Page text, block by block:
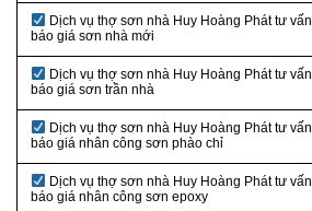
Dịch vụ thợ sơn nhà Huy Hoàng Phát tư vấn
báo giá sơn nhà mới
Dịch vụ thợ sơn nhà Huy Hoàng Phát tư vấn
báo giá sơn trần nhà
Dịch vụ thợ sơn nhà Huy Hoàng Phát tư vấn
báo giá nhân công sơn phào chỉ
Dịch vụ thợ sơn nhà Huy Hoàng Phát tư vấn
báo giá nhân công sơn epoxy